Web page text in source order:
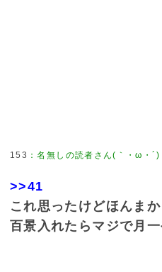
153 ：名無しの読者さん(｀・ω・´)
>>41
これ思ったけどほんまか
百景入れたらマジで月